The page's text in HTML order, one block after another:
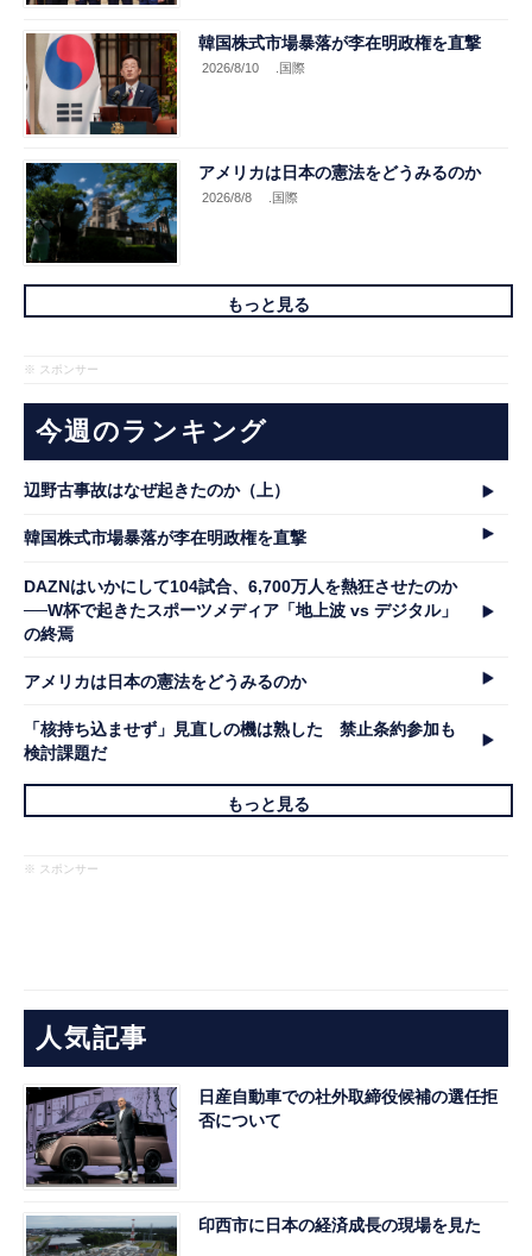
韓国株式市場暴落が李在明政権を直撃
2026/8/10 .国際
アメリカは日本の憲法をどうみるのか
2026/8/8 .国際
もっと見る
※ スポンサー
今週のランキング
辺野古事故はなぜ起きたのか（上）
韓国株式市場暴落が李在明政権を直撃
DAZNはいかにして104試合、6,700万人を熱狂させたのか
──W杯で起きたスポーツメディア「地上波 vs デジタル」
の終焉
アメリカは日本の憲法をどうみるのか
「核持ち込ませず」見直しの機は熟した 禁止条約参加も
検討課題だ
もっと見る
※ スポンサー
人気記事
日産自動車での社外取締役候補の選任拒
否について
印西市に日本の経済成長の現場を見た